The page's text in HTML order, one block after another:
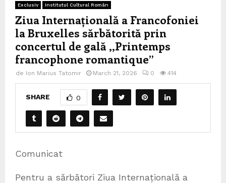
Exclusiv Institutul Cultural Român
Ziua Internațională a Francofoniei
la Bruxelles sărbătorită prin
concertul de gală ,,Printemps
francophone romantique”
de Ion Marius Tatomir March 21, 2026 0 414
SHARE 0
Comunicat
Pentru a sărbători Ziua Internațională a